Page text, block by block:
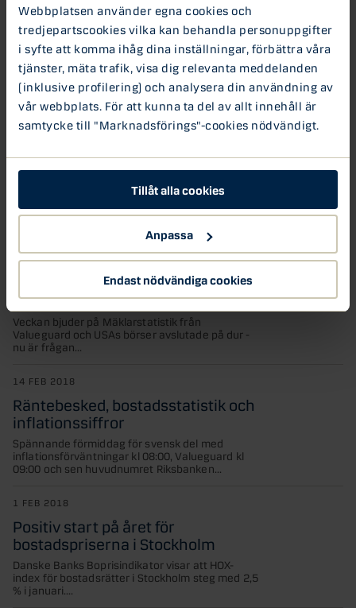
Webbplatsen använder egna cookies och
tredjepartscookies vilka kan behandla personuppgifter
i syfte att komma ihåg dina inställningar, förbättra våra
tjänster, mäta trafik, visa dig relevanta meddelanden
(inklusive profilering) och analysera din användning av
vår webbplats. För att kunna ta del av allt innehåll är
samtycke till "Marknadsförings"-cookies nödvändigt.
Tillåt alla cookies
Anpassa
Endast nödvändiga cookies
2 NOV 2018
Danske Banks Boprisindikator
oktober 2018
Prisutveckling i oktober 2018 Danske Banks
boprisindikator* som baseras på genomförda
köp av bostadsrätter i Stockholms...
Få svenskar oroar sig för
sjunkande bopriser
Bostadspriserna har backat med drygt åtta
procent sedan toppen i augusti 2017, men
12 MAR 2018
Inför Börsveckan, uppdatering
kring de globala marknaderna
Veckan bjuder på Mäklarstatistik från
Valueguard och USAs börser avslutade på dur -
nu är frågan...
14 FEB 2018
Räntebesked, bostadsstatistik och
inflationssiffror
Spännande förmiddag för svensk del med
inflationsförväntningar kl 08:00, Valueguard kl
09:00 och sen huvudnumret Riksbanken...
1 FEB 2018
Positiv start på året för
bostadspriserna i Stockholm
Danske Banks Boprisindikator visar att HOX-
index för bostadsrätter i Stockholm steg med 2,5
% i januari....